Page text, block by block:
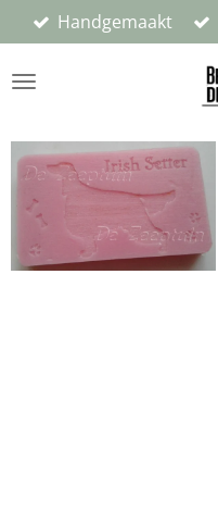
direct
naar
Handgemaakt